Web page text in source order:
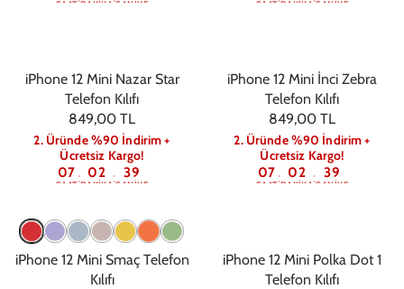
SAAT DAKIKA SANIYE SAAT DAKIKA SANIYE
iPhone 12 Mini Nazar Star
Telefon Kılıfı
849,00 TL
2. Üründe %90 İndirim +
Ücretsiz Kargo!
07
SAAT: 02
DAKIKA : 39
SANIYE
iPhone 12 Mini İnci Zebra
Telefon Kılıfı
849,00 TL
2. Üründe %90 İndirim +
Ücretsiz Kargo!
07
SAAT: 02
DAKIKA : 39
SANIYE
iPhone 12 Mini Smaç Telefon
Kılıfı
iPhone 12 Mini Polka Dot 1
Telefon Kılıfı